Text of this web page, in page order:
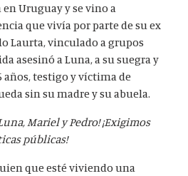
en Uruguay y se vino a
que vivía por parte de su ex
Laurta, vinculado a grupos
asesinó a Luna, a su suegra y
años, testigo y víctima de
sin su madre y su abuela.
Mariel y Pedro! ¡Exigimos
públicas!
que esté viviendo una